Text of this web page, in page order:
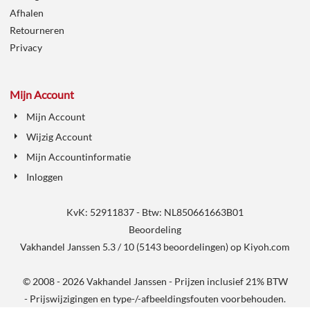
Afhalen
Retourneren
Privacy
Mijn Account
Mijn Account
Wijzig Account
Mijn Accountinformatie
Inloggen
KvK: 52911837 - Btw: NL850661663B01
Beoordeling
Vakhandel Janssen 5.3/10 (5143 beoordelingen) op Kiyoh.com
© 2008 - 2026 Vakhandel Janssen - Prijzen inclusief 21% BTW
- Prijswijzigingen en type-/-afbeeldingsfouten voorbehouden.